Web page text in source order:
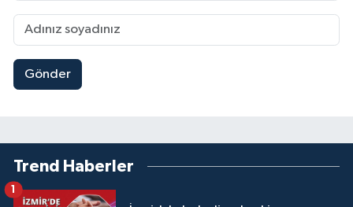
Gönder
Trend Haberler
1